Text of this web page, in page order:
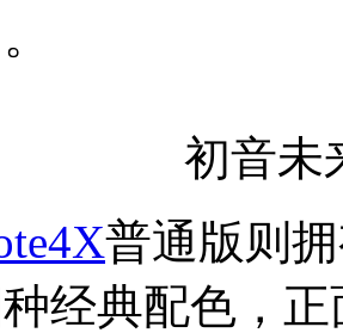
初音未
普通版则
经典配色，